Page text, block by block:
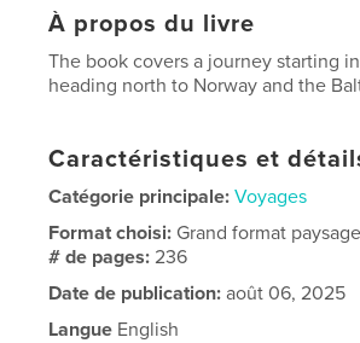
À propos du livre
The book covers a journey starting
heading north to Norway and the
Caractéristiques et
Catégorie principale: Voyages
Format choisi: Grand format
# de pages:236
Date de publication: août 06, 2025
Langue English